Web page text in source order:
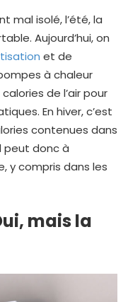
mal isolé, l’été, la
Aujourd’hui, on
et de
à chaleur
de l’air pour
En hiver, c’est
contenues dans
peut donc à
y compris dans les
mais la